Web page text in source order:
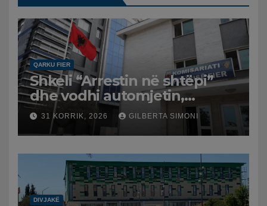
QARKU FIER
Shkeli “Arrestin në shtëpi”
dhe vodhi automjetin,
arrestohet 43-vjeçari
31 KORRIK, 2026 GILBERTA SIMONI
DIVJAKË